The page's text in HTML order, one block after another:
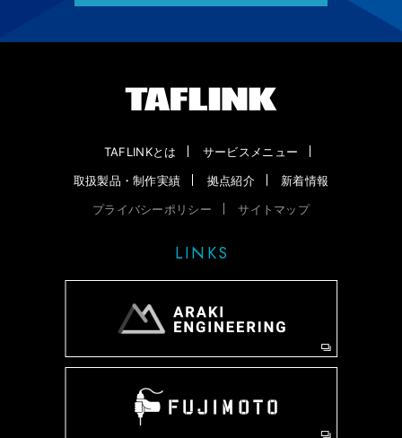
TAFLINKとは
サービスメニュー
取扱製品・制作実績
拠点紹介
新着情報
プライバシーポリシー
サイトマップ
LINKS